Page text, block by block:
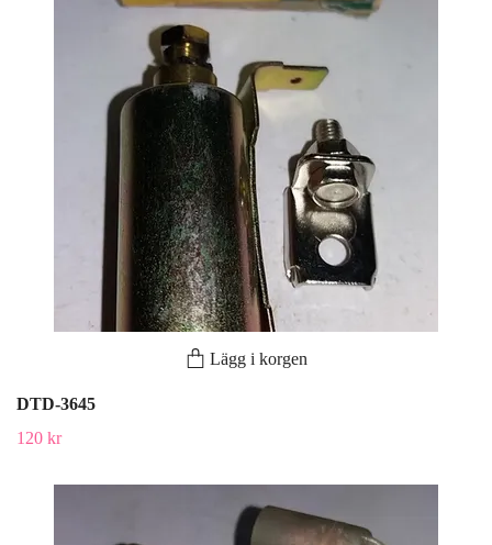
Lägg i korgen
DTD-3645
120 kr